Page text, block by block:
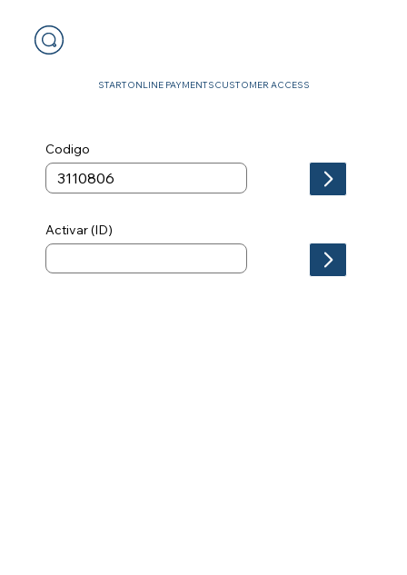
STARTONLINE PAYMENTSCUSTOMER ACCESS
Codigo
Activar (ID)